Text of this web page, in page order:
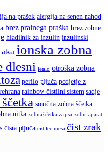
na prašek alergija na senen nahod
brez pralnega praška brez zobne
hladilnik za inzulin inzulinski
ionska zobna
dlesni letalo otroška zobna
perilo pljuča podjetje z
rainbow čistilni sistem sadje
sonična zobna ščetka
nitka zobna ščetka za psa zobni aparat
čista pljuča čistilec mesa čist zrak